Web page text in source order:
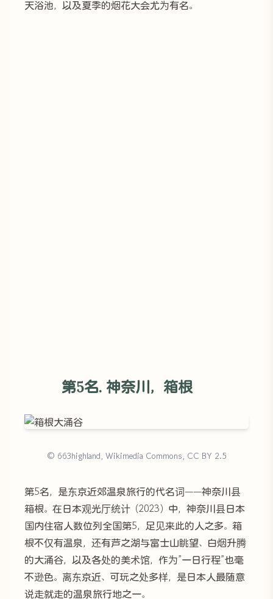
天浴池，以及夏季的烟花大会尤为有名。
第5名. 神奈川，箱根
© 663highland, Wikimedia Commons, CC BY 2.5
第5名，是东京近郊温泉旅行的代名词——神奈川县
箱根。在日本观光厅统计（2023）中，神奈川县日本
国内住宿人数位列全国第5，足见来此的人之多。箱
根不仅有温泉，还有芦之湖与富士山眺望、白烟升腾
的大涌谷，以及各处的美术馆，作为”一日行程”也毫
不逊色。离东京近、可玩之处多样，是日本人最随意
说走就走的温泉旅行地之一。